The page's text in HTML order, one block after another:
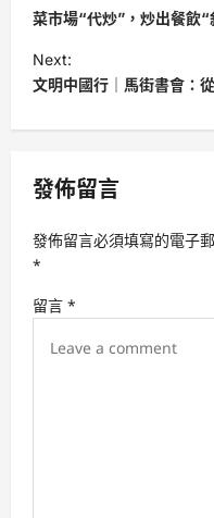
o
s
t
v
g
t
菜市場“代炒”，炒出餐飲“
Next:
文明中國行｜馬街書會：
發佈留言
發佈留言必須填寫的電子
*
留言 *